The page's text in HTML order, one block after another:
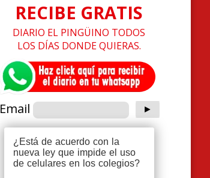
RECIBE GRATIS
DIARIO EL PINGÜINO TODOS
LOS DÍAS DONDE QUIERAS.
Email